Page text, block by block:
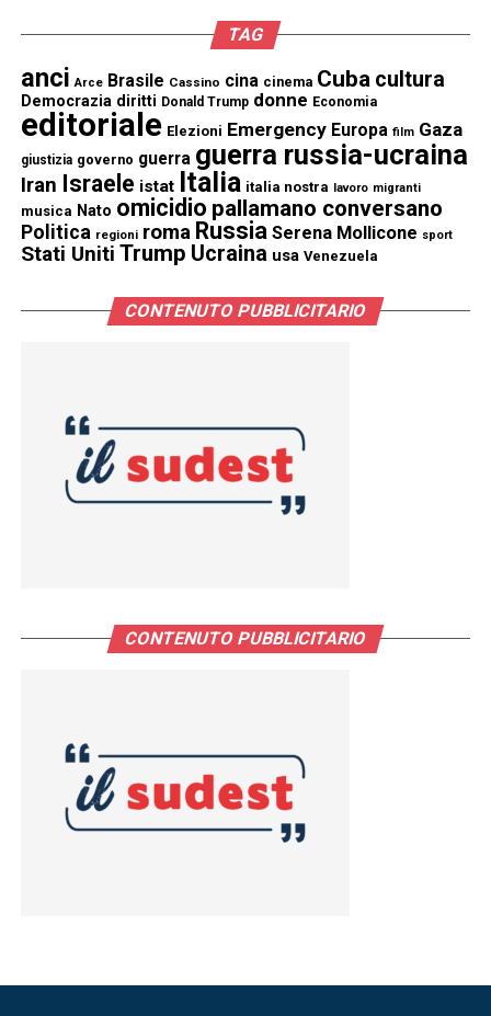
TAG
anci Arce Brasile Cassino cina cinema Cuba cultura
Democrazia diritti Donald Trump donne Economia
editoriale Elezioni Emergency Europa film Gaza
giustizia governo guerra guerra russia-ucraina
Iran Israele istat Italia italia nostra lavoro migranti
musica Nato omicidio pallamano conversano
Politica regioni roma Russia Serena Mollicone sport
Stati Uniti Trump Ucraina usa Venezuela
CONTENUTO PUBBLICITARIO
CONTENUTO PUBBLICITARIO